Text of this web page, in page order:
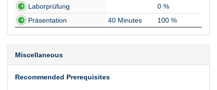
Method of Examination
Weighting
Laborprüfung
0 %
Präsentation
40 Minutes 100 %
Miscellaneous
Recommended Prerequisites